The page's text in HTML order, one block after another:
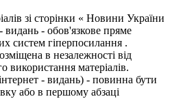
зі сторінки « Новини України
- видань - обов'язкове пряме
систем гіперпосилання .
в незалежності від
використання матеріалів.
- видань) - повинна бути
або в першому абзаці